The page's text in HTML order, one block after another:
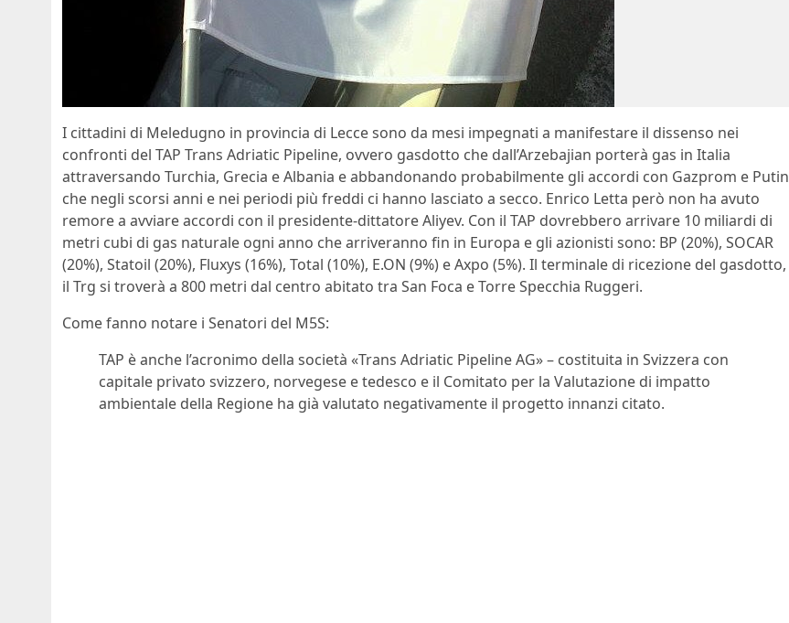
I cittadini di Meledugno in provincia di Lecce sono da mesi impegnati a manifestare il dissenso nei
confronti del TAP Trans Adriatic Pipeline, ovvero gasdotto che dall’Arzebajian porterà gas in Italia
attraversando Turchia, Grecia e Albania e abbandonando probabilmente gli accordi con Gazprom e Putin
che negli scorsi anni e nei periodi più freddi ci hanno lasciato a secco. Enrico Letta però non ha avuto
remore a avviare accordi con il presidente-dittatore Aliyev. Con il TAP dovrebbero arrivare 10 miliardi di
metri cubi di gas naturale ogni anno che arriveranno fin in Europa e gli azionisti sono: BP (20%), SOCAR
(20%), Statoil (20%), Fluxys (16%), Total (10%), E.ON (9%) e Axpo (5%). Il terminale di ricezione del gasdotto,
il Trg si troverà a 800 metri dal centro abitato tra San Foca e Torre Specchia Ruggeri.
Come fanno notare i Senatori del M5S:
TAP è anche l’acronimo della società «Trans Adriatic Pipeline AG» – costituita in Svizzera con
capitale privato svizzero, norvegese e tedesco e il Comitato per la Valutazione di impatto
ambientale della Regione ha già valutato negativamente il progetto innanzi citato.